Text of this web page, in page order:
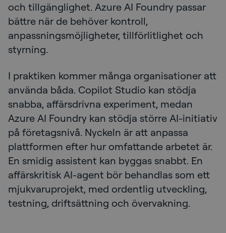
och tillgänglighet. Azure AI Foundry passar
bättre när de behöver kontroll,
anpassningsmöjligheter, tillförlitlighet och
styrning.
I praktiken kommer många organisationer att
använda båda. Copilot Studio kan stödja
snabba, affärsdrivna experiment, medan
Azure AI Foundry kan stödja större AI-initiativ
på företagsnivå. Nyckeln är att anpassa
plattformen efter hur omfattande arbetet är.
En smidig assistent kan byggas snabbt. En
affärskritisk AI-agent bör behandlas som ett
mjukvaruprojekt, med ordentlig utveckling,
testning, driftsättning och övervakning.